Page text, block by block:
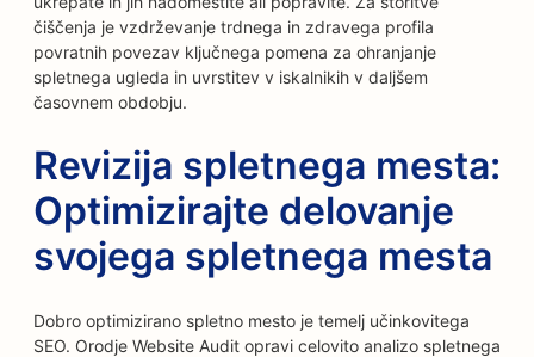
čiščenja je vzdrževanje trdnega in zdravega profila
povratnih povezav ključnega pomena za ohranjanje
spletnega ugleda in uvrstitev v iskalnikih v daljšem
časovnem obdobju.
Revizija spletnega mesta:
Optimizirajte delovanje
svojega spletnega mesta
Dobro optimizirano spletno mesto je temelj učinkovitega
SEO. Orodje Website Audit opravi celovito analizo spletnega